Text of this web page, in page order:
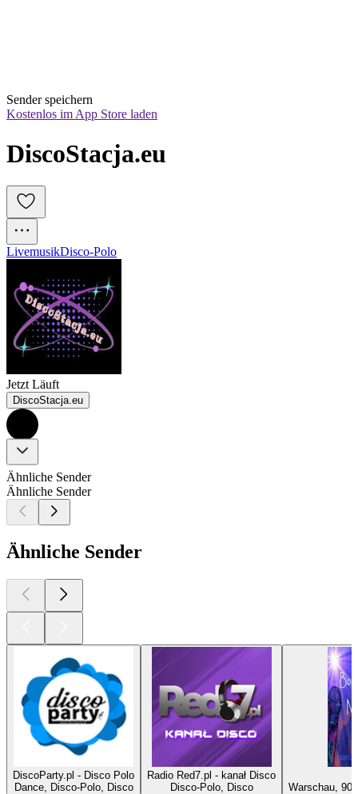
Sender speichern
Kostenlos im App Store laden
DiscoStacja.eu
LivemusikDisco-Polo
Jetzt Läuft
DiscoStacja.eu
Ähnliche Sender
Ähnliche Sender
Ähnliche Sender
DiscoParty.pl - Disco Polo
Dance, Disco-Polo, Disco
Radio Red7.pl - kanał Disco
Disco-Polo, Disco
Warschau,